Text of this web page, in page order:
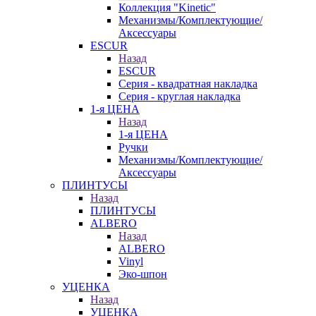
Коллекция "Kinetic"
Механизмы/Комплектующие/
Аксессуары
ESCUR
Назад
ESCUR
Серия - квадратная накладка
Серия - круглая накладка
1-я ЦЕНА
Назад
1-я ЦЕНА
Ручки
Механизмы/Комплектующие/
Аксессуары
ПЛИНТУСЫ
Назад
ПЛИНТУСЫ
ALBERO
Назад
ALBERO
Vinyl
Эко-шпон
УЦЕНКА
Назад
УЦЕНКА